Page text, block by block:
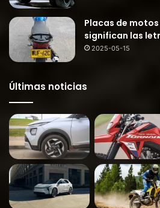
Placas de
significan las
2025-05-15
Últimas noticias